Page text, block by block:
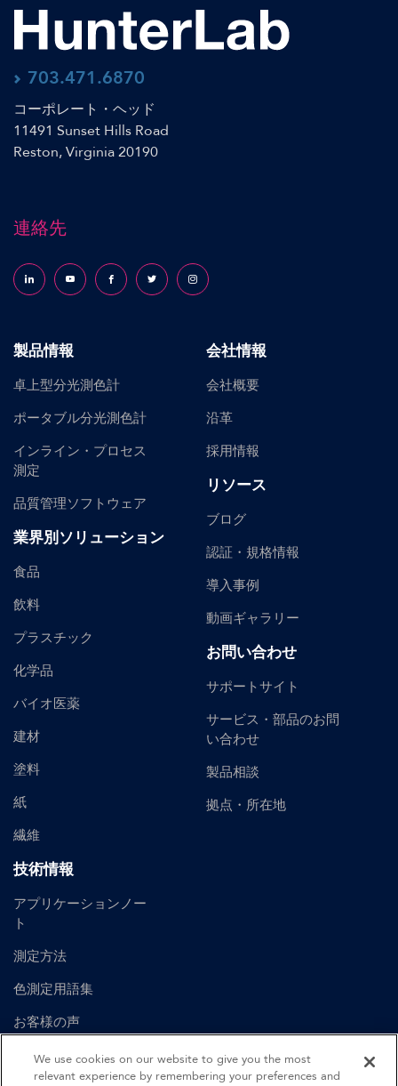
703.471.6870
コーポレート・ヘッド
11491 Sunset Hills Road
Reston, Virginia 20190
連絡先
Follow us on LinkedInFollow us on YouTubeFollow us on Facebook
Follow us on X (formerly Twitter)
Follow us on Instagram
製品情報
卓上型分光測色計
ポータブル分光測色計
インライン・プロセス
測定
品質管理ソフトウェア
業界別ソリューション
食品
飲料
プラスチック
化学品
バイオ医薬
建材
塗料
紙
繊維
技術情報
アプリケーションノー
ト
測定方法
色測定用語集
お客様の声
ユーザーマニュアル
会社情報
会社概要
沿革
採用情報
リソース
ブログ
認証・規格情報
導入事例
動画ギャラリー
お問い合わせ
サポートサイト
サービス・部品のお問
い合わせ
製品相談
拠点・所在地
We use cookies on our website to give you the most
relevant experience by remembering your preferences and